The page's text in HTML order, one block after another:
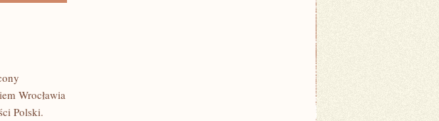
Wrocławia
Polski.